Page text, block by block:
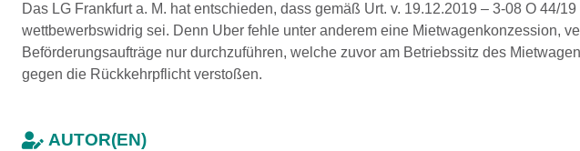
Das LG Frankfurt a. M. hat entschieden, dass gemäß Urt. v. 19.12.2019 – 3-08 O 44/
wettbewerbswidrig sei. Denn Uber fehle unter anderem eine Mietwagenkonzession,
Beförderungsaufträge nur durchzuführen, welche zuvor am Betriebssitz des
gegen die Rückkehrpflicht verstoßen.
AUTOR(EN)